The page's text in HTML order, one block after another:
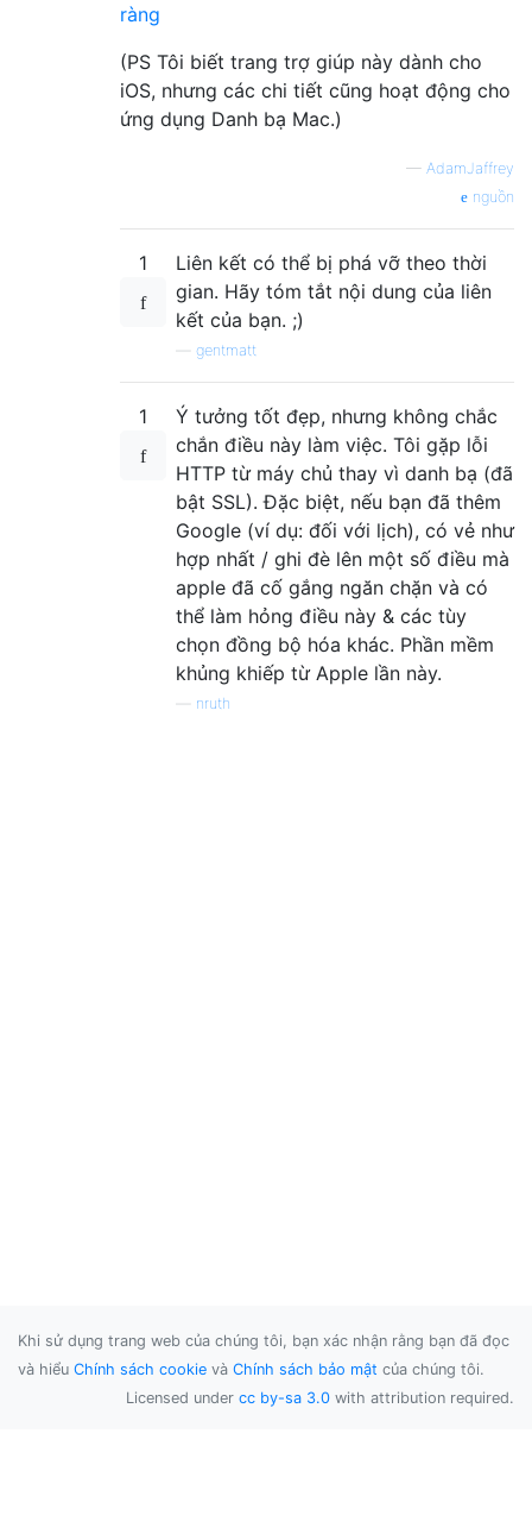
ràng
(PS Tôi biết trang trợ giúp này dành cho
iOS, nhưng các chi tiết cũng hoạt động cho
ứng dụng Danh bạ Mac.)
— AdamJaffrey
nguồn
1
Liên kết có thể bị phá vỡ theo thời
gian. Hãy tóm tắt nội dung của liên
kết của bạn. ;)
gentmatt
1
Ý tưởng tốt đẹp, nhưng không chắc
chắn điều này làm việc. Tôi gặp lỗi
HTTP từ máy chủ thay vì danh bạ (đã
bật SSL). Đặc biệt, nếu bạn đã thêm
Google (ví dụ: đối với lịch), có vẻ như
hợp nhất / ghi đè lên một số điều mà
apple đã cố gắng ngăn chặn và có
thể làm hỏng điều này & các tùy
chọn đồng bộ hóa khác. Phần mềm
khủng khiếp từ Apple lần này.
nruth
Khi sử dụng trang web của chúng tôi, bạn xác nhận rằng bạn đã đọc
và hiểu Chính sách cookie và Chính sách bảo mật của chúng tôi.
Licensed under cc by-sa 3.0 with attribution required.